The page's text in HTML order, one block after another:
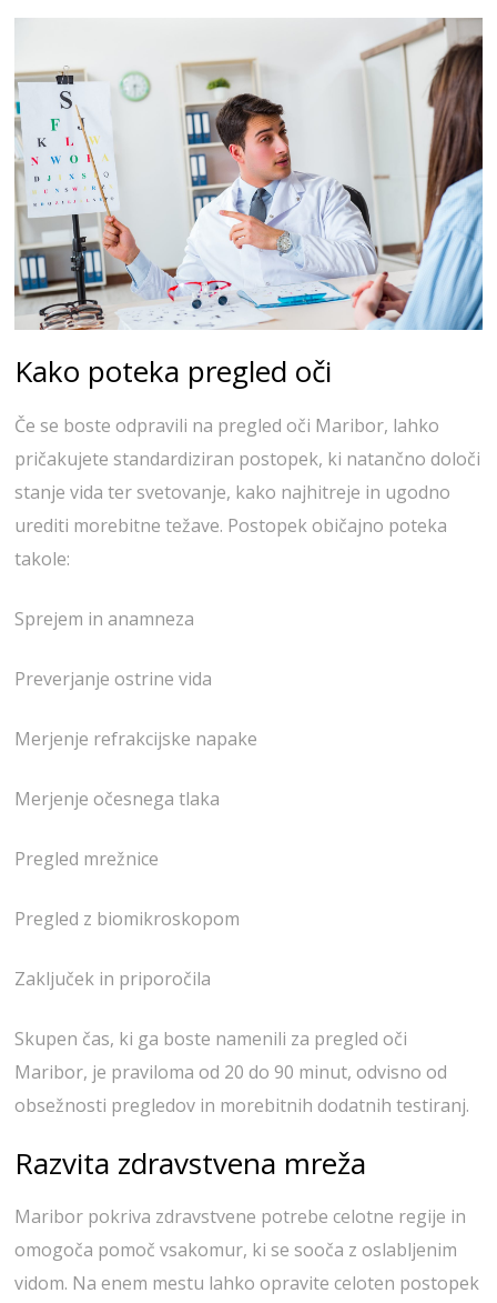
Kako poteka pregled oči
Če se boste odpravili na pregled oči Maribor, lahko
pričakujete standardiziran postopek, ki natančno določi
stanje vida ter svetovanje, kako najhitreje in ugodno
urediti morebitne težave. Postopek običajno poteka
takole:
Sprejem in anamneza
Preverjanje ostrine vida
Merjenje refrakcijske napake
Merjenje očesnega tlaka
Pregled mrežnice
Pregled z biomikroskopom
Zaključek in priporočila
Skupen čas, ki ga boste namenili za pregled oči
Maribor, je praviloma od 20 do 90 minut, odvisno od
obsežnosti pregledov in morebitnih dodatnih testiranj.
Razvita zdravstvena mreža
Maribor pokriva zdravstvene potrebe celotne regije in
omogoča pomoč vsakomur, ki se sooča z oslabljenim
vidom. Na enem mestu lahko opravite celoten postopek